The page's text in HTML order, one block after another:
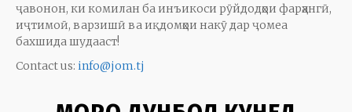
ҷавонон, ки комилан ба инъикоси рӯйдодҳои фарҳангӣ,
иҷтимоӣ, варзишӣ ва иқдомҳои накӯ дар ҷомеа
бахшида шудааст!
Contact us: info@jom.tj